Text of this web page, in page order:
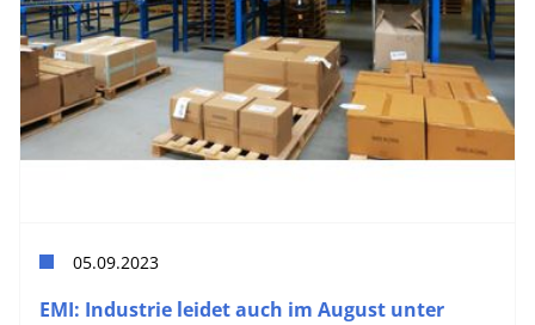
05.09.2023
EMI: Industrie leidet auch im August unter